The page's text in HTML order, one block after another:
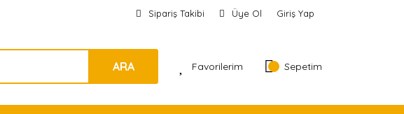
Sipariş Takibi Üye Ol Giriş Yap
ARA Favorilerim Sepetim